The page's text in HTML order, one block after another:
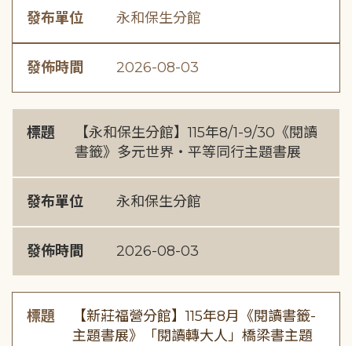
發布單位 永和保生分館
發佈時間 2026-08-03
標題
【永和保生分館】115年8/1-9/30《閱讀
書籤》多元世界・平等同行主題書展
發布單位 永和保生分館
發佈時間 2026-08-03
標題
【新莊福營分館】115年8月《閱讀書籤-
主題書展》「閱讀轉大人」橋梁書主題